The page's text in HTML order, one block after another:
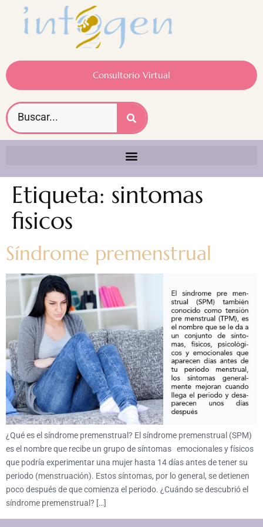
Consultorio Virtual
Etiqueta: sintomas
fisicos
Síndrome premenstrual
¿Qué es el síndrome premenstrual? El síndrome premenstrual (SPM)
es el nombre que recibe un grupo de síntomas emocionales y físicos
que podría experimentar una mujer hasta 14 días antes de tener su
periodo (menstruación). Estos síntomas, por lo general, se detienen
poco después de que comienza el periodo. ¿Cuándo se descubrió el
síndrome premenstrual? […]